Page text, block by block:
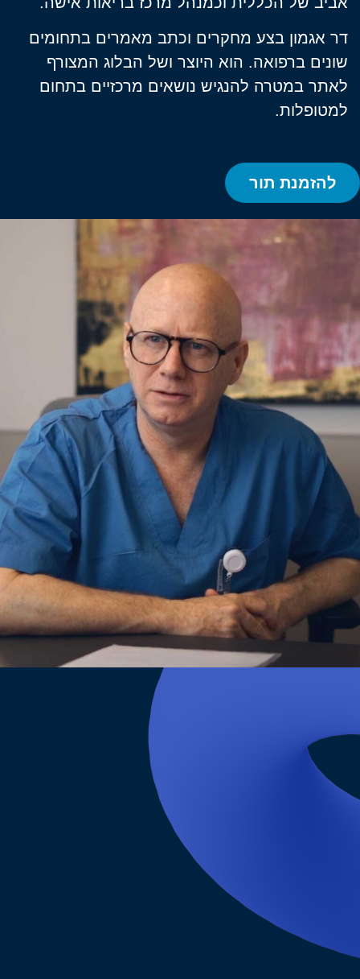
דר אגמון בצע מחקרים וכתב מאמרים בתחומים
שונים ברפואה. הוא היוצר ושל הבלוג המצורף
לאתר במטרה להנגיש נושאים מרכזיים בתחום
למטופלות.
להזמנת תור